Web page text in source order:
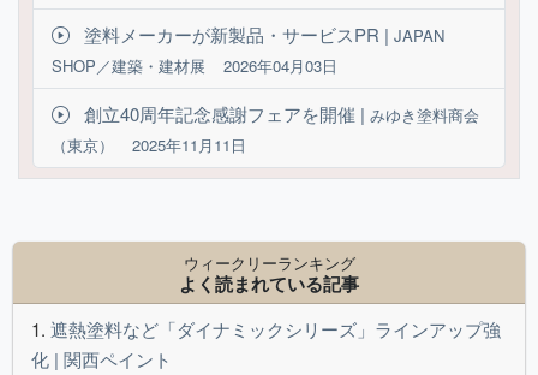
塗料メーカーが新製品・サービスPR | JAPAN
SHOP／建築・建材展
2026年04月03日
創立40周年記念感謝フェアを開催 | みゆき塗料商会
（東京）
2025年11月11日
ウィークリーランキング
よく読まれている記事
遮熱塗料など「ダイナミックシリーズ」ラインアップ強
化 | 関西ペイント